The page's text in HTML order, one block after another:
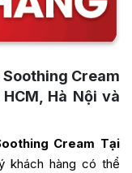
Cream
Hà Nội và
Cream Tại
khách hàng có thể